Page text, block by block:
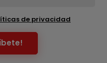
de privacidad